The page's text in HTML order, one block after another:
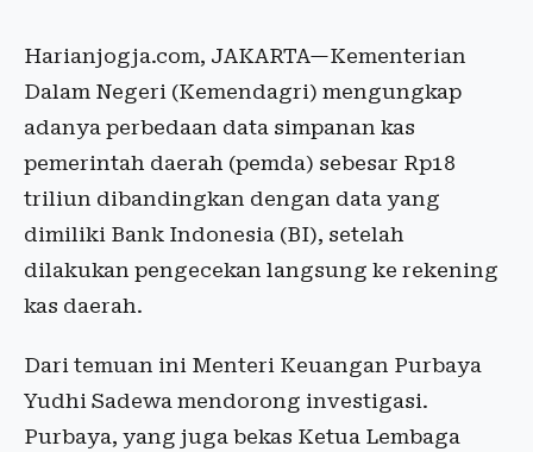
Harianjogja.com, JAKARTA—Kementerian
Dalam Negeri (Kemendagri) mengungkap
adanya perbedaan data simpanan kas
pemerintah daerah (pemda) sebesar Rp18
triliun dibandingkan dengan data yang
dimiliki Bank Indonesia (BI), setelah
dilakukan pengecekan langsung ke rekening
kas daerah.
Dari temuan ini Menteri Keuangan Purbaya
Yudhi Sadewa mendorong investigasi.
Purbaya, yang juga bekas Ketua Lembaga